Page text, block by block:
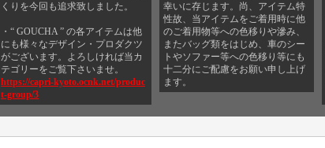
くりを今回も追求致しました。
・“ GOUCHA ” の各アイテムは他
にも様々なデザイン・プロダクツ
がございます。よろしければ当カ
テゴリーをご覧下さいませ。
https://capri-kyoto.ocnk.net/produc
t-group/3
幸いに存じます。尚、アイテム特
性故、当アイテムをご着用時に他
のご着用物等への色移りや滲み、
またバッグ類をはじめ、車のシー
トやソファー等への色移り等にも
十二分にご配慮をお願い申し上げ
ます。